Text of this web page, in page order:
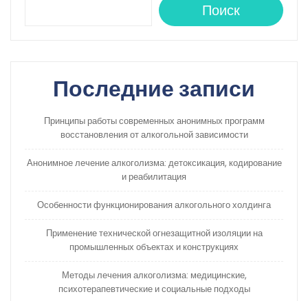
Поиск
Последние записи
Принципы работы современных анонимных программ
восстановления от алкогольной зависимости
Анонимное лечение алкоголизма: детоксикация, кодирование
и реабилитация
Особенности функционирования алкогольного холдинга
Применение технической огнезащитной изоляции на
промышленных объектах и конструкциях
Методы лечения алкоголизма: медицинские,
психотерапевтические и социальные подходы